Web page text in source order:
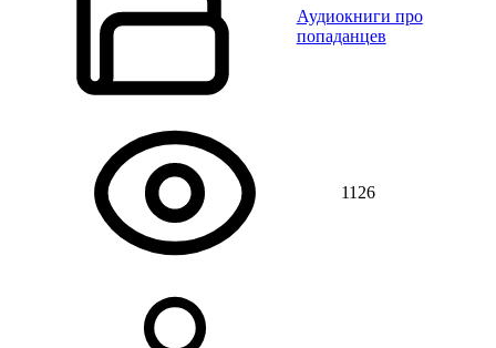
Аудиокниги про
попаданцев
1126